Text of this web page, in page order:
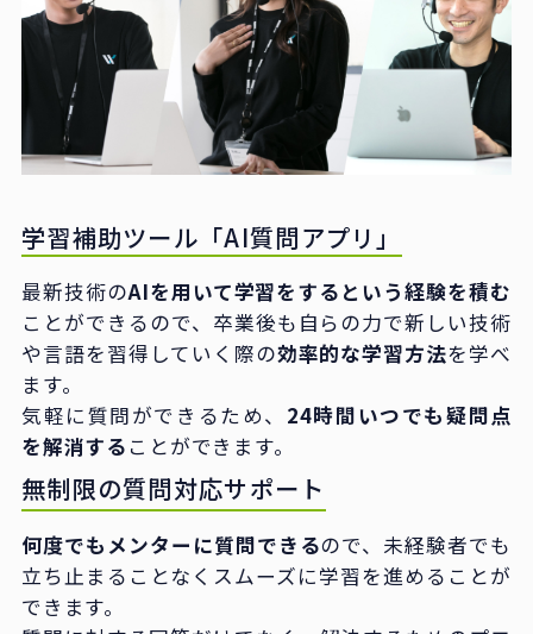
学習補助ツール「AI質問アプリ」
最新技術のAIを用いて学習をするという経験を積む
ことができるので、卒業後も自らの力で新しい技術
や言語を習得していく際の効率的な学習方法を学べ
ます。
気軽に質問ができるため、 24時間いつでも疑問点
を解消する ことができます。
無制限の質問対応サポート
何度でもメンターに質問できるので、未経験者でも
立ち止まることなくスムーズに学習を進めることが
できます。